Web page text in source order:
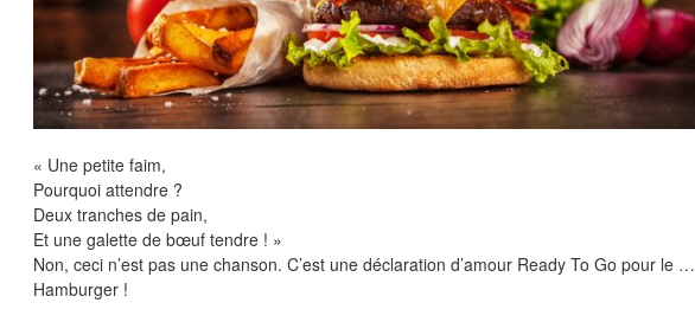
« Une petite faim,
Pourquoi attendre ?
Deux tranches de pain,
Et une galette de bœuf tendre ! »
Non, ceci n’est pas une chanson. C’est une déclaration d’amour Ready To Go pour le …
Hamburger !